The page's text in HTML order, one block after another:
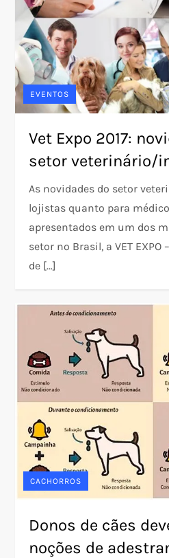
EVENTOS
Vet Expo 2017:
setor veterinário/
As novidades do setor
lojistas quanto para
apresentados em um dos
setor no Brasil, a VET
de […]
CACHORROS
Donos de cães
noções de